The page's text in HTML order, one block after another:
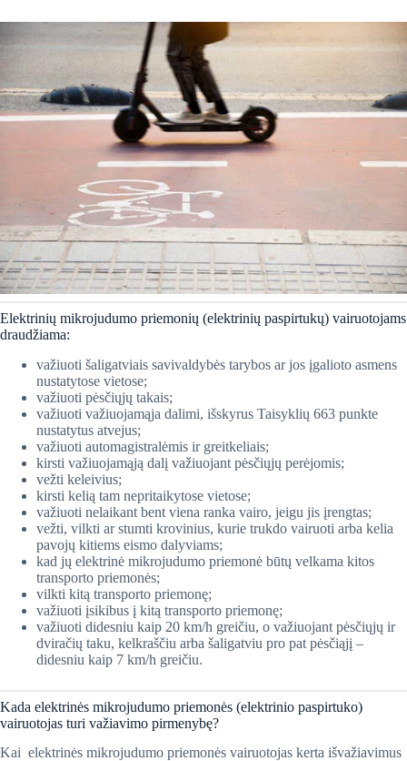
​Elektrinių mikrojudumo priemonių (elektrinių paspirtukų) vairuotojams
draudžiama:
važiuoti šaligatviais savivaldybės tarybos ar jos įgalioto asmens
nustatytose vietose;
važiuoti pėsčiųjų takais;
važiuoti važiuojamąja dalimi, išskyrus Taisyklių 663 punkte
nustatytus atvejus;
važiuoti automagistralėmis ir greitkeliais;
kirsti važiuojamąją dalį važiuojant pėsčiųjų perėjomis;
vežti keleivius;
kirsti kelią tam nepritaikytose vietose;
važiuoti nelaikant bent viena ranka vairo, jeigu jis įrengtas;
vežti, vilkti ar stumti krovinius, kurie trukdo vairuoti arba kelia
pavojų kitiems eismo dalyviams;
kad jų elektrinė mikrojudumo priemonė būtų velkama kitos
transporto priemonės;
vilkti kitą transporto priemonę;
važiuoti įsikibus į kitą transporto priemonę;
važiuoti didesniu kaip 20 km/h greičiu, o važiuojant pėsčiųjų ir
dviračių taku, kelkraščiu arba šaligatviu pro pat pėsčiąjį –
didesniu kaip 7 km/h greičiu.
​Kada elektrinės mikrojudumo priemonės (elektrinio paspirtuko)
vairuotojas turi važiavimo pirmenybę?
Kai elektrinės mikrojudumo priemonės vairuotojas kerta išvažiavimus